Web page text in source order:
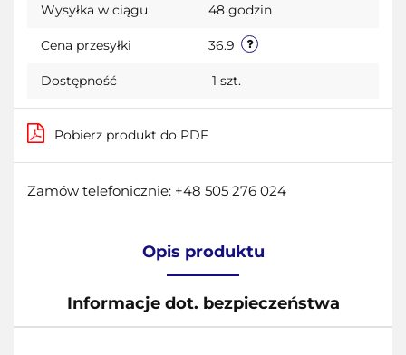
Wysyłka w ciągu 48 godzin
Cena przesyłki 36.9
Dostępność 1 szt.
Pobierz produkt do PDF
Zamów telefonicznie: +48 505 276 024
Opis produktu
Informacje dot. bezpieczeństwa